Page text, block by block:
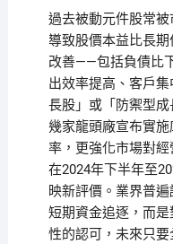
過去被動元件股常被
導致股價本益比長
改善——包括負債比
出效率提高、客戶
長股」或「防禦型
幾家龍頭廠宣布實
率，更強化市場對
在2024年下半年至
映新評價。業界普
短期資金追逐，而
性的認可，未來只